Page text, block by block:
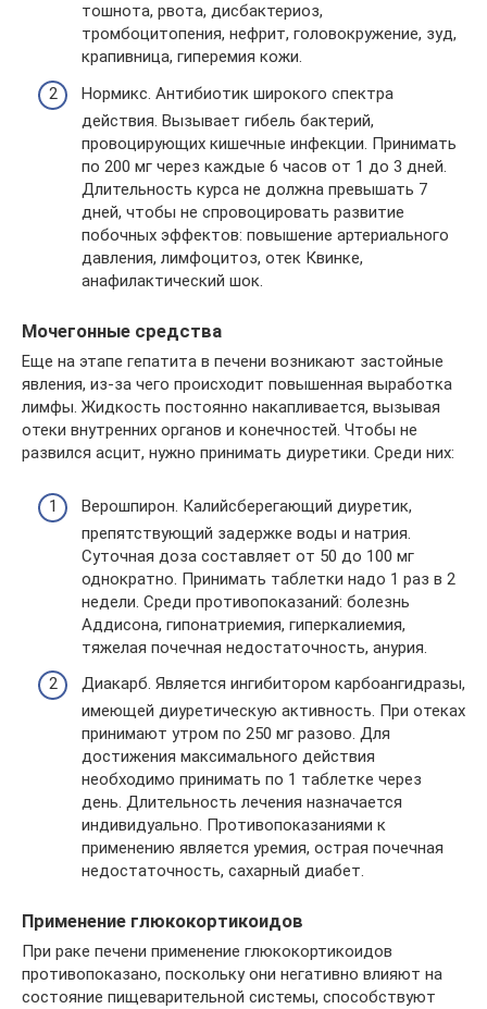
тошнота, рвота, дисбактериоз,
тромбоцитопения, нефрит, головокружение, зуд,
крапивница, гиперемия кожи.
Нормикс. Антибиотик широкого спектра
действия. Вызывает гибель бактерий,
провоцирующих кишечные инфекции. Принимать
по 200 мг через каждые 6 часов от 1 до 3 дней.
Длительность курса не должна превышать 7
дней, чтобы не спровоцировать развитие
побочных эффектов: повышение артериального
давления, лимфоцитоз, отек Квинке,
анафилактический шок.
Мочегонные средства
Еще на этапе гепатита в печени возникают застойные
явления, из-за чего происходит повышенная выработка
лимфы. Жидкость постоянно накапливается, вызывая
отеки внутренних органов и конечностей. Чтобы не
развился асцит, нужно принимать диуретики. Среди них:
Верошпирон. Калийсберегающий диуретик,
препятствующий задержке воды и натрия.
Суточная доза составляет от 50 до 100 мг
однократно. Принимать таблетки надо 1 раз в 2
недели. Среди противопоказаний: болезнь
Аддисона, гипонатриемия, гиперкалиемия,
тяжелая почечная недостаточность, анурия.
Диакарб. Является ингибитором карбоангидразы,
имеющей диуретическую активность. При отеках
принимают утром по 250 мг разово. Для
достижения максимального действия
необходимо принимать по 1 таблетке через
день. Длительность лечения назначается
индивидуально. Противопоказаниями к
применению является уремия, острая почечная
недостаточность, сахарный диабет.
Применение глюкокортикоидов
При раке печени применение глюкокортикоидов
противопоказано, поскольку они негативно влияют на
состояние пищеварительной системы, способствуют